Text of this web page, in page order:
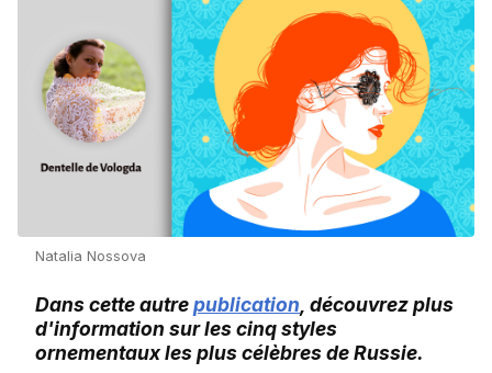
Natalia Nossova
Dans cette autrepublication , découvrez plus
d'information sur les cinq styles
ornementaux les plus célèbres de Russie.